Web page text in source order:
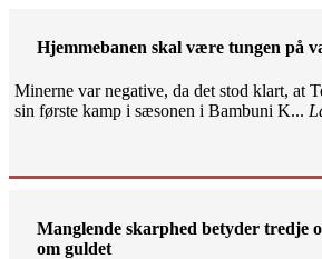
Hjemmebanen skal være tungen på
Minerne var negative, da det stod klart, at
sin første kamp i sæsonen i Bambuni K...
Manglende skarphed betyder tredje
om guldet